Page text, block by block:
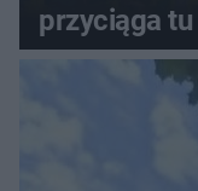
przyciąga